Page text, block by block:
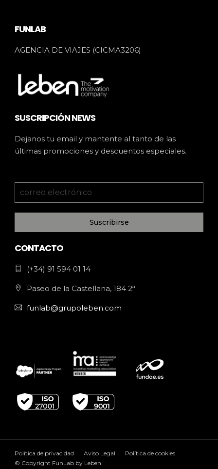
FUNLAB
AGENCIA DE VIAJES (CICMA3206)
SUSCRIPCIÓN NEWS
Dejanos tu email y mantente al tanto de las
últimas promociones y descuentos especiales.
Suscribirse
CONTACTO
(+34) 91 594 01 14
Paseo de la Castellana, 184 2ª
funlab@grupoleben.com
Política de privacidad Aviso Legal
Política de cookies
© Copyright FunLab by Leben